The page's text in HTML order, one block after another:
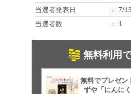
当選者発表日
7/13
当選者数
1
無料利用
無料でプレゼン
ずや「にんに